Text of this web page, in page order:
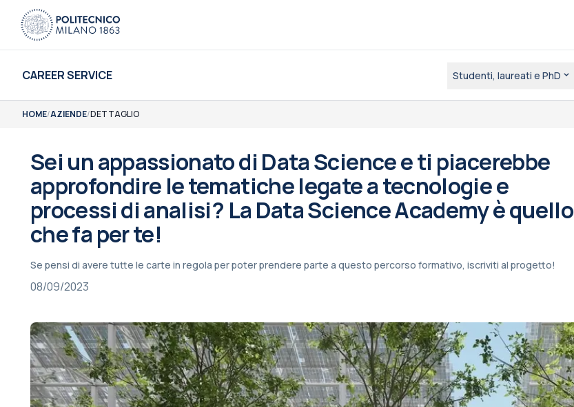
CAREER SERVICE Studenti, laureati e PhD
HOME/AZIENDE/DETTAGLIO
Sei un appassionato di Data Science e ti piacerebbe
approfondire le tematiche legate a tecnologie e
processi di analisi? La Data Science Academy è quello
che fa per te!
Se pensi di avere tutte le carte in regola per poter prendere parte a questo percorso formativo, iscriviti al progetto!
08/09/2023